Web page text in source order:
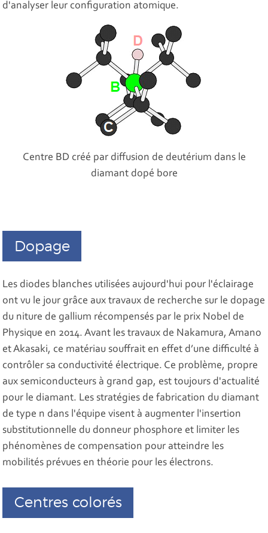
d'analyser leur configuration atomique.
Centre BD créé par diffusion de deutérium dans le
diamant dopé bore
Dopage
Les diodes blanches utilisées aujourd'hui pour l'éclairage
ont vu le jour grâce aux travaux de recherche sur le dopage
du niture de gallium récompensés par le prix Nobel de
Physique en 2014. Avant les travaux de Nakamura, Amano
et Akasaki, ce matériau souffrait en effet d’une difficulté à
contrôler sa conductivité électrique. Ce problème, propre
aux semiconducteurs à grand gap, est toujours d'actualité
pour le diamant. Les stratégies de fabrication du diamant
de type n dans l'équipe visent à augmenter l'insertion
substitutionnelle du donneur phosphore et limiter les
phénomènes de compensation pour atteindre les
mobilités prévues en théorie pour les électrons.
Centres colorés